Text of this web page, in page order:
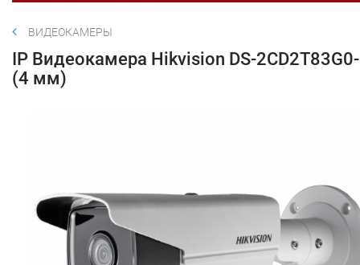
ВИДЕОКАМЕРЫ
IP Видеокамера Hikvision DS-
(4 мм)